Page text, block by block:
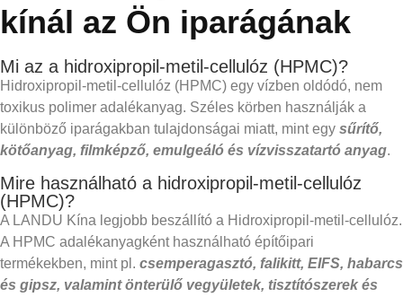
kínál az Ön iparágának
Mi az a hidroxipropil-metil-cellulóz (HPMC)?
Hidroxipropil-metil-cellulóz (HPMC) egy vízben oldódó, nem
toxikus polimer adalékanyag. Széles körben használják a
különböző iparágakban tulajdonságai miatt, mint egy sűrítő,
kötőanyag, filmképző, emulgeáló és vízvisszatartó anyag.
Mire használható a hidroxipropil-metil-cellulóz
(HPMC)?
A LANDU Kína legjobb beszállító a Hidroxipropil-metil-cellulóz.
A HPMC adalékanyagként használható építőipari
termékekben, mint pl. csemperagasztó, falikitt, EIFS, habarcs
és gipsz, valamint önterülő vegyületek, tisztítószerek és